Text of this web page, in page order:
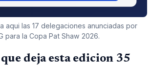
aqui las 17 delegaciones anunciadas por
para la Copa Pat Shaw 2026.
deja esta edicion 35